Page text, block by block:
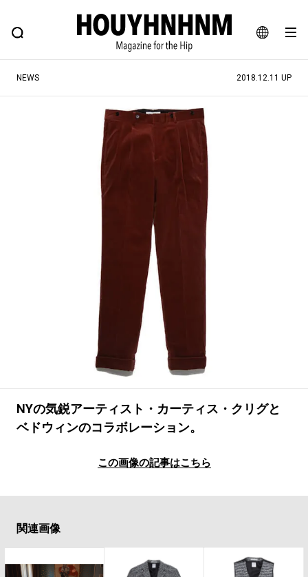
JA
EN
FEATURE BLOG SNAP
ヒップなファッション、カルチャー、ライフスタイルWEBマガジン
#SHOPPING ADDICT #憧れの逸品
#ESSENTIAL DESIGNS #古着サミット
#NEW VINTAGE #マイナーグッド図鑑
#MONTHLY JOURNAL
#フイナムのYouTube
#FOCUS IT
#FASHION
#SNEAKER
#HANDSOME HANDBOOK
NEWS 2018.12.11 UP
NYの気鋭アーティスト・カーティス・クリグと
ベドウィンのコラボレーション。
この画像の記事はこちら
関連画像